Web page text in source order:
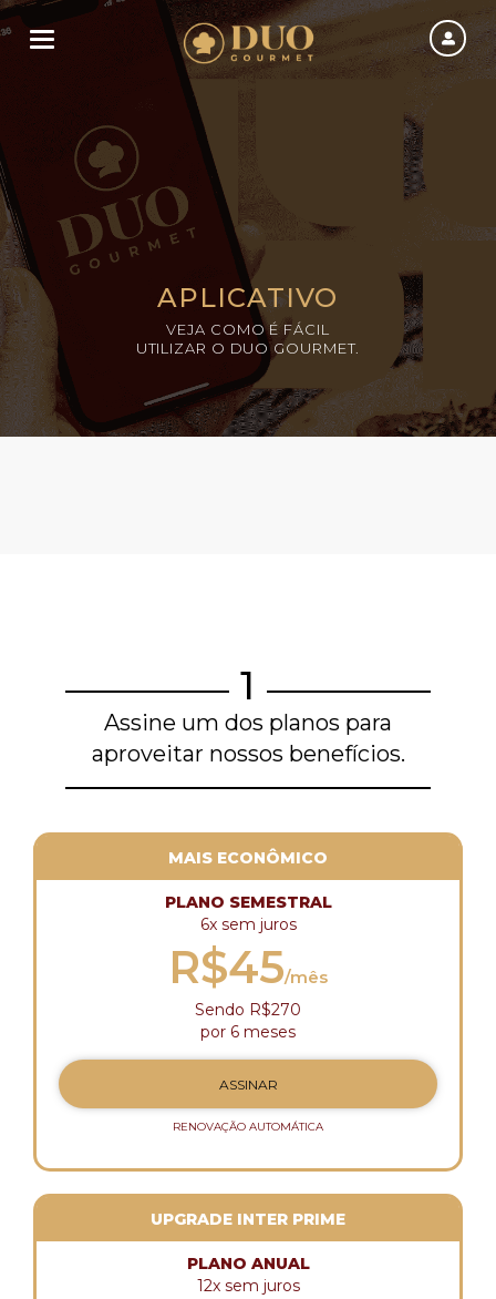
Toggle navigation
APLICATIVO
VEJA COMO É FÁCIL
UTILIZAR O DUO GOURMET.
1
Assine um dos planos para
aproveitar nossos benefícios.
MAIS ECONÔMICO
PLANO SEMESTRAL
6x sem juros
R$45/mês
Sendo R$270
por 6 meses
ASSINAR
RENOVAÇÃO AUTOMÁTICA
UPGRADE INTER PRIME
PLANO ANUAL
12x sem juros